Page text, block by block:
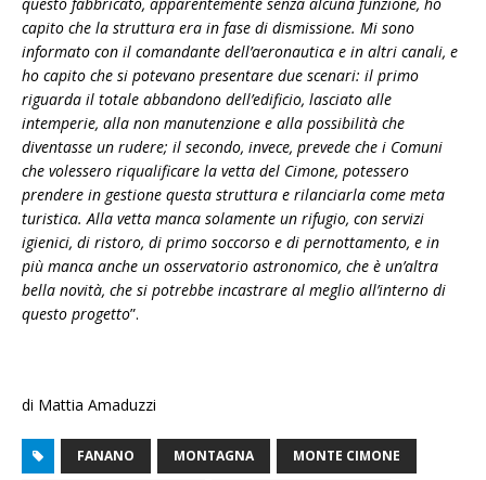
capito che la struttura era in fase di dismissione. Mi sono
informato con il comandante dell’aeronautica e in altri canali, e
ho capito che si potevano presentare due scenari: il primo
riguarda il totale abbandono dell’edificio, lasciato alle
intemperie, alla non manutenzione e alla possibilità che
diventasse un rudere; il secondo, invece, prevede che i Comuni
che volessero riqualificare la vetta del Cimone, potessero
prendere in gestione questa struttura e rilanciarla come meta
turistica. Alla vetta manca solamente un rifugio, con servizi
igienici, di ristoro, di primo soccorso e di pernottamento, e in
più manca anche un osservatorio astronomico, che è un’altra
bella novità, che si potrebbe incastrare al meglio all’interno di
questo progetto”.
di Mattia Amaduzzi
FANANO MONTAGNA MONTE CIMONE